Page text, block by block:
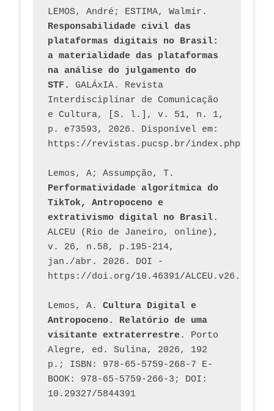
Responsabilidade civil das
plataformas digitais no Brasil:
a materialidade das plataformas
na análise do julgamento do
STF.
GALÁxIA. Revista
Interdisciplinar de Comunicação
e Cultura, [S. l.], v. 51, n. 1,
p. e73593, 2026. Disponível em:
Performatividade algorítmica do
TikTok, Antropoceno e
extrativismo digital no Brasil.
ALCEU (Rio de Janeiro, online),
v. 26, n.58, p.195-214,
jan./abr. 2026. DOI -
https://doi.org/10.46391/
Lemos, A. Cultura Digital e
Antropoceno. Relatório de uma
visitante extraterrestre. Porto
Alegre, ed. Sulina, 2026, 192
p.; ISBN: 978-65-5759-268-7 E-
BOOK: 978-65-5759-266-3; DOI:
10.29327/5844391